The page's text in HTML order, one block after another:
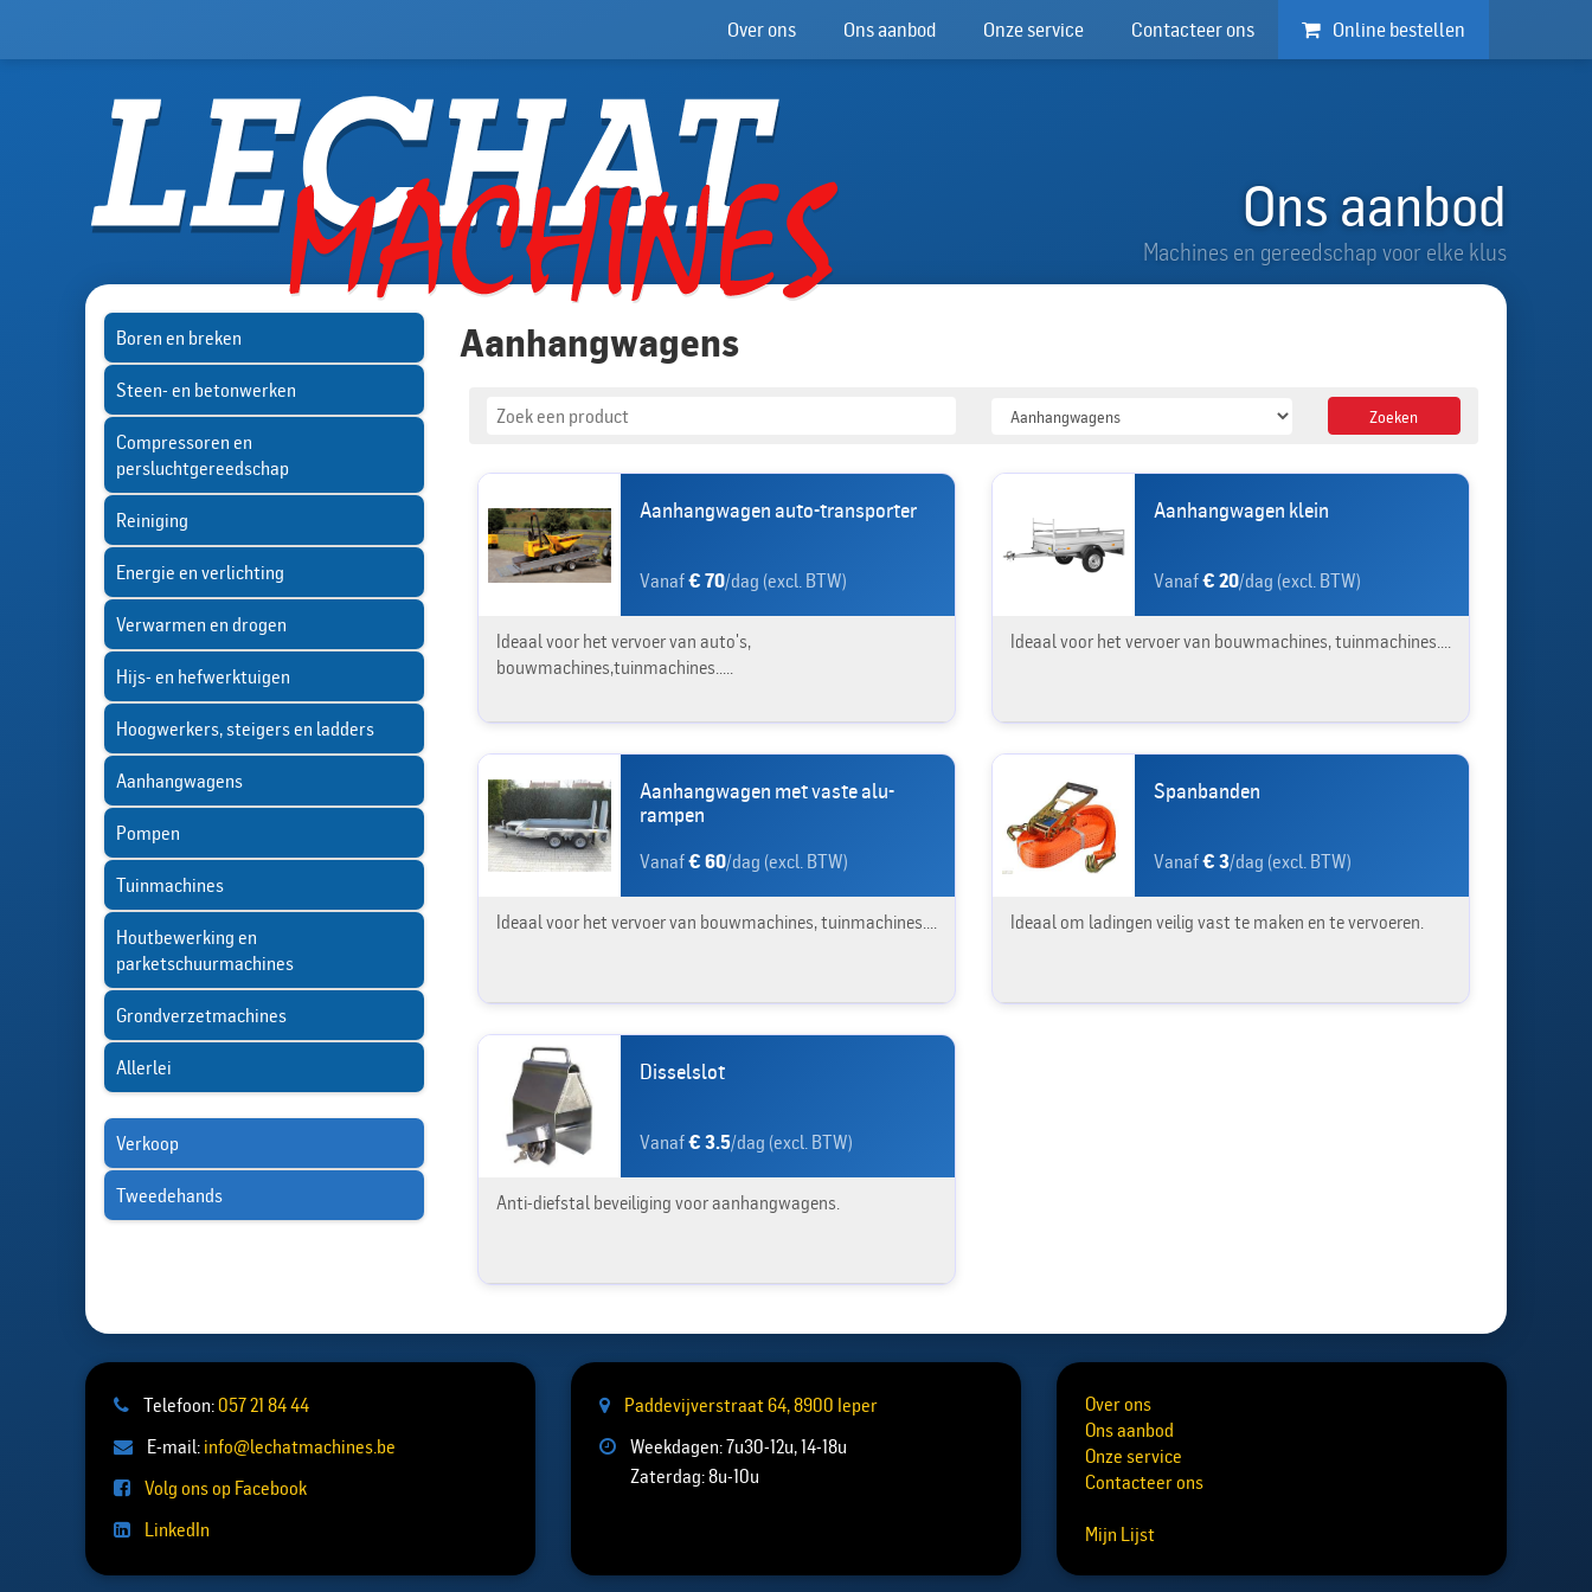
Over ons Ons aanbod Onze service Contacteer ons Online bestellen
Ons aanbod
Machines en gereedschap voor elke klus
Boren en breken
Steen- en betonwerken
Compressoren en
persluchtgereedschap
Reiniging
Energie en verlichting
Verwarmen en drogen
Hijs- en hefwerktuigen
Hoogwerkers, steigers en ladders
Aanhangwagens
Pompen
Tuinmachines
Houtbewerking en
parketschuurmachines
Grondverzetmachines
Allerlei
Verkoop
Tweedehands
Aanhangwagens
Zoeken
Aanhangwagen auto-transporter
Vanaf€ 70/dag (excl. BTW)
Ideaal voor het vervoer van auto's,
bouwmachines,tuinmachines.....
Aanhangwagen klein
Vanaf€ 20/dag (excl. BTW)
Ideaal voor het vervoer van bouwmachines, tuinmachines....
Aanhangwagen met vaste alu-
rampen
Vanaf€ 60/dag (excl. BTW)
Ideaal voor het vervoer van bouwmachines, tuinmachines....
Spanbanden
Vanaf€ 3/dag (excl. BTW)
Ideaal om ladingen veilig vast te maken en te vervoeren.
Disselslot
Vanaf€ 3.5/dag (excl. BTW)
Anti-diefstal beveiliging voor aanhangwagens.
Telefoon:057 21 84 44
E-mail: info@lechatmachines.be
Volg ons op Facebook
LinkedIn
Paddevijverstraat 64, 8900 Ieper
Weekdagen: 7u30-12u, 14-18u
Zaterdag: 8u-10u
Over ons
Ons aanbod
Onze service
Contacteer ons
Mijn Lijst